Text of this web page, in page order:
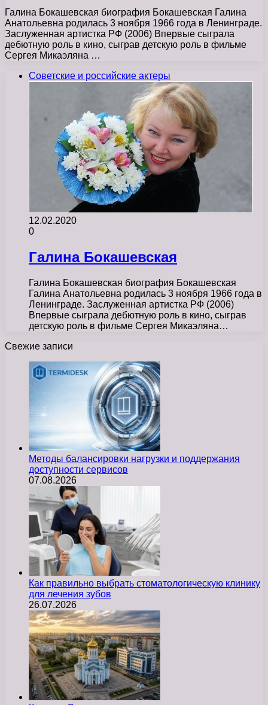
Галина Бокашевская биография Бокашевская Галина
Анатольевна родилась 3 ноября 1966 года в Ленинграде.
Заслуженная артистка РФ (2006) Впервые сыграла
дебютную роль в кино, сыграв детскую роль в фильме
Сергея Микаэляна …
Советские и российские актеры
12.02.2020
0
Галина Бокашевская
Галина Бокашевская биография Бокашевская
Галина Анатольевна родилась 3 ноября 1966 года в
Ленинграде. Заслуженная артистка РФ (2006)
Впервые сыграла дебютную роль в кино, сыграв
детскую роль в фильме Сергея Микаэляна…
Свежие записи
Методы балансировки нагрузки и поддержания
доступности сервисов
07.08.2026
Как правильно выбрать стоматологическую клинику
для лечения зубов
26.07.2026